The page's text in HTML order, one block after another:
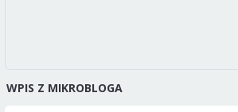
WPIS Z MIKROBLOGA